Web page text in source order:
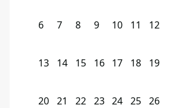
6 7 8 9 10 11 12
13 14 15 16 17 18 19
20 21 22 23 24 25 26